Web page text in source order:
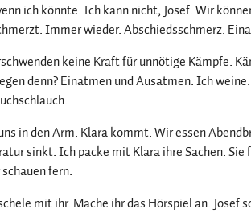
ich könnte. Ich kann nicht, Josef. Wir
Immer wieder. Abschiedsschmerz.
keine Kraft für unnötige Kämpfe.
denn? Einatmen und Ausatmen. Ich
in den Arm. Klara kommt. Wir essen
sinkt. Ich packe mit Klara ihre Sachen.
fern.
mit ihr. Mache ihr das Hörspiel an. Josef